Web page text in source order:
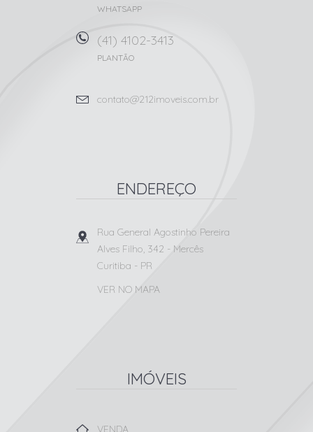
WHATSAPP
(41) 4102-3413
PLANTÃO
contato@212imoveis.com.br
ENDEREÇO
Rua General Agostinho Pereira
Alves Filho, 342 - Mercês
Curitiba - PR
VER NO MAPA
IMÓVEIS
VENDA